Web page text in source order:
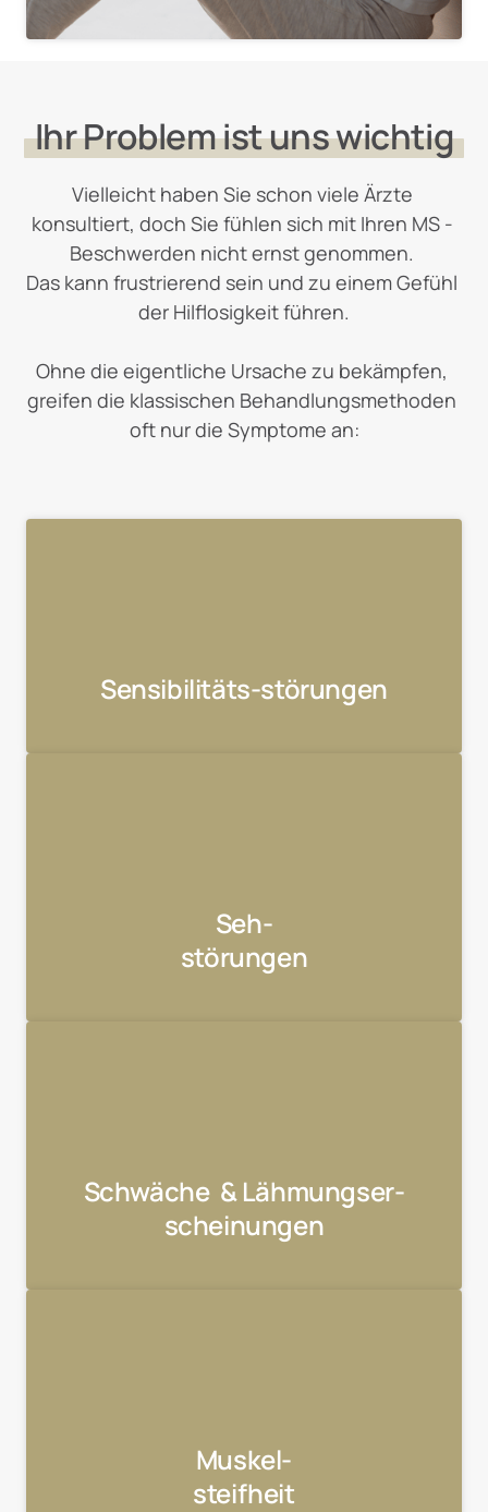
Ihr Problem ist uns wichtig
Vielleicht haben Sie schon viele Ärzte
konsultiert, doch Sie fühlen sich mit Ihren MS -
Beschwerden nicht ernst genommen.
Das kann frustrierend sein und zu einem Gefühl
der Hilflosigkeit führen.
Ohne die eigentliche Ursache zu bekämpfen,
greifen die klassischen Behandlungsmethoden
oft nur die Symptome an:
Sensibilitäts-störungen
Seh-
störungen
Schwäche  & Lähmungser-
scheinungen
Muskel-
steifheit